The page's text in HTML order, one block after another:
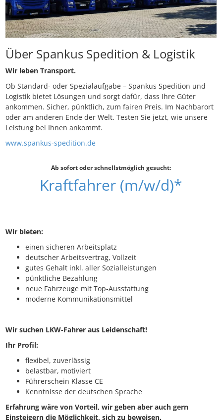
Über Spankus Spedition & Logistik
Wir leben Transport.
Ob Standard- oder Spezialaufgabe – Spankus Spedition und
Logistik bietet Lösungen und sorgt dafür, dass Ihre Güter
ankommen. Sicher, pünktlich, zum fairen Preis. Im Nachbarort
oder am anderen Ende der Welt. Testen Sie jetzt, wie unsere
Leistung bei Ihnen ankommt.
www.spankus-spedition.de
Ab sofort oder schnellstmöglich gesucht:
Kraftfahrer (m/w/d)*
Wir bieten:
einen sicheren Arbeitsplatz
deutscher Arbeitsvertrag, Vollzeit
gutes Gehalt inkl. aller Sozialleistungen
pünktliche Bezahlung
neue Fahrzeuge mit Top-Ausstattung
moderne Kommunikationsmittel
Wir suchen LKW-Fahrer aus Leidenschaft!
Ihr Profil:
flexibel, zuverlässig
belastbar, motiviert
Führerschein Klasse CE
Kenntnisse der deutschen Sprache
Erfahrung wäre von Vorteil, wir geben aber auch gern
Einsteigern die Möglichkeit, sich zu beweisen.